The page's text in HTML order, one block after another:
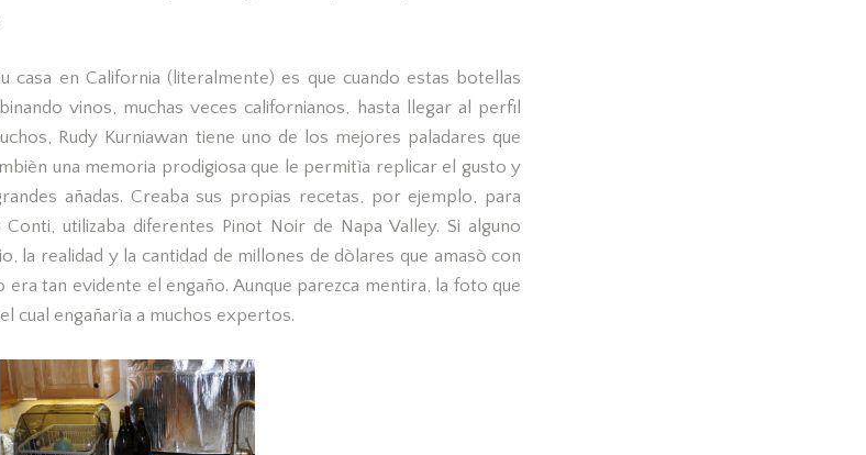
casa en California (literalmente) es que cuando estas botellas
vinos, muchas veces californianos, hasta llegar al perfil
Rudy Kurniawan tiene uno de los mejores paladares que
una memoria prodigiosa que le permitìa replicar el gusto y
añadas. Creaba sus propias recetas, por ejemplo, para
utilizaba diferentes Pinot Noir de Napa Valley. Si alguno
la realidad y la cantidad de millones de dòlares que amasò con
era tan evidente el engaño. Aunque parezca mentira, la foto que
cual engañarìa a muchos expertos.